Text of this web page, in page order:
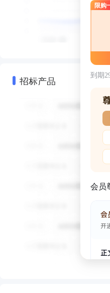
招标产品
限购
到期
会员